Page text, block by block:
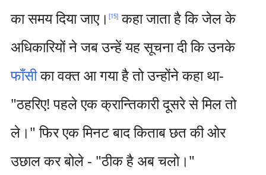
का समय दिया जाए। [15]कहा जाता है कि जेल के
अधिकारियों ने जब उन्हें यह सूचना दी कि उनके
फाँसीका वक्त आ गया है तो उन्होंने कहा था-
"ठहरिए! पहले एक क्रान्तिकारी दूसरे से मिल तो
ले।" फिर एक मिनट बाद किताब छत की ओर
उछाल कर बोले - "ठीक है अब चलो।"